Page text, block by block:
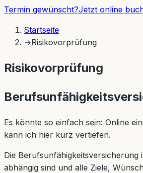
Termin gewünscht?Jetzt online
Startseite
→Risikovorprüfung
Risikovorprüfung
Es könnte so einfach sein: Online
kann ich hier kurz vertiefen.
Die Berufsunfähigkeitsversicherung
abhängig sind und alle Ziele,